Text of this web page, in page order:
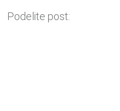
Podelite post: